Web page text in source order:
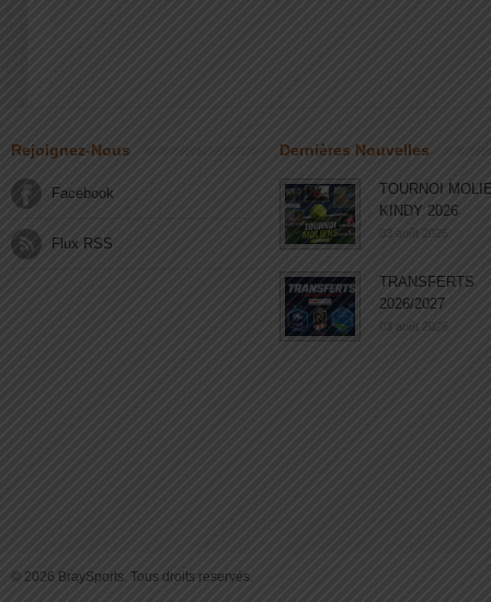
Rejoignez-Nous
Facebook
Flux RSS
Dernières Nouvelles
TOURNOI
KINDY 2026
03 août 2026
TRANSFERTS
2026/2027
03 août 2026
© 2026 BraySports. Tous droits reservés.